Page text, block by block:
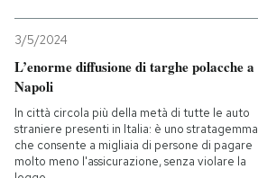
3/5/2024
L’enorme diffusione di targhe polacche a
Napoli
In città circola più della metà di tutte le auto
straniere presenti in Italia: è uno stratagemma
che consente a migliaia di persone di pagare
molto meno l'assicurazione, senza violare la